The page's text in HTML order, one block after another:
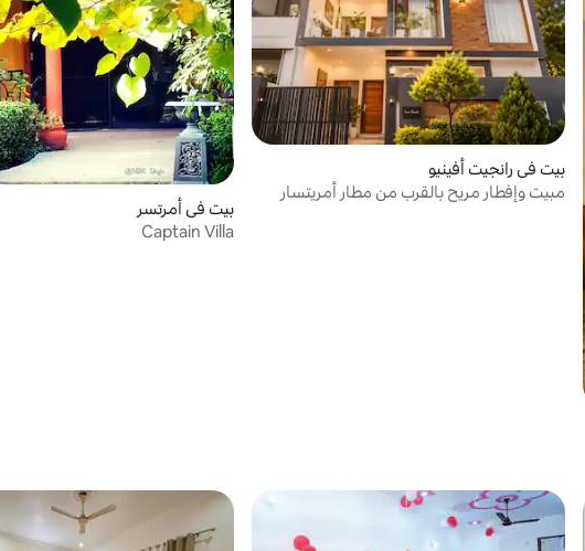
بيت في رانجيت أفينيو
مبيت وإفطار مريح بالقرب من مطار أمريتسار
بيت في أمرتسر
Captain Villa